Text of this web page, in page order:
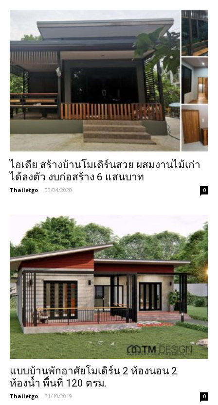
ไอเดีย สร้างบ้านโมเดิร์นสวย ผสมงานไม้เก่า
ได้ลงตัว งบก่อสร้าง 6 แสนบาท
Thailetgo - 03/04/2020 0
แบบบ้านพักอาศัยโมเดิร์น 2 ห้องนอน 2
ห้องน้ำ พื้นที่ 120 ตรม.
Thailetgo - 31/10/2019 0